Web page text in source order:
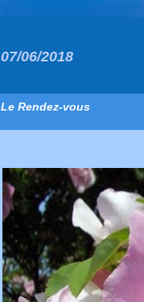
07/06/2018
Le Rendez-vous